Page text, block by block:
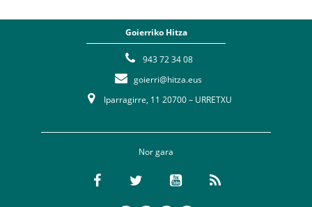
Goierriko Hitza
943 72 34 08
goierri@hitza.eus
Iparragirre, 11 20700 – URRETXU
Nor gara